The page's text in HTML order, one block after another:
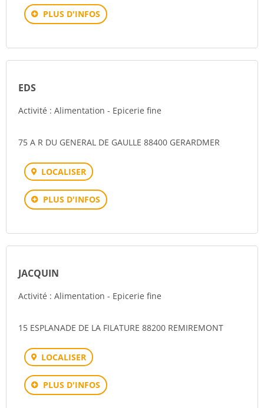
PLUS D'INFOS
EDS
Activité : Alimentation - Epicerie fine
75 A R DU GENERAL DE GAULLE 88400 GERARDMER
LOCALISER
PLUS D'INFOS
JACQUIN
Activité : Alimentation - Epicerie fine
15 ESPLANADE DE LA FILATURE 88200 REMIREMONT
LOCALISER
PLUS D'INFOS